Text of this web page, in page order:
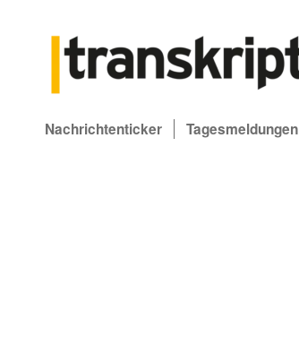
Nachrichtenticker Tagesmeldungen